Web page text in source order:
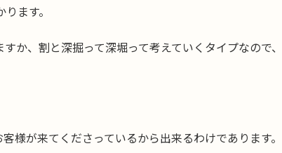
ます。
か、割と深掘って深堀って考えていくタイプなので
様が来てくださっているから出来るわけであります。